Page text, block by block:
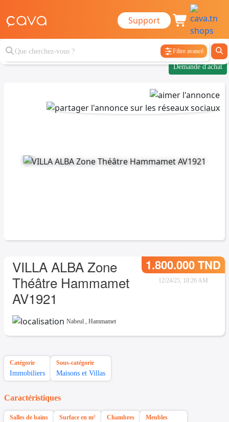
Support
Filtre avancé
Demande d'achat
VILLA ALBA Zone
Théâtre Hammamet
AV1921
1.800.000 TND
12/24/25, 10:26 AM
Nabeul , Hammamet
Catégorie
Immobiliers
Sous-catégorie
Maisons et Villas
Caractéristiques
Salles de bains Surface en m² Chambres Meubles